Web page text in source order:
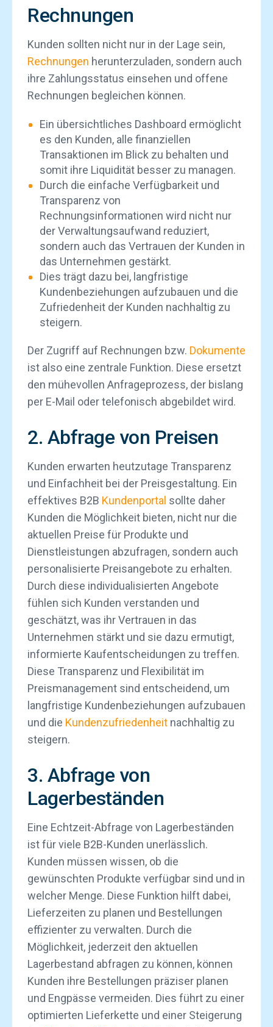
Rechnungen
Kunden sollten nicht nur in der Lage sein,
Rechnungen herunterzuladen, sondern auch
ihre Zahlungsstatus einsehen und offene
Rechnungen begleichen können.
Ein übersichtliches Dashboard ermöglicht
es den Kunden, alle finanziellen
Transaktionen im Blick zu behalten und
somit ihre Liquidität besser zu managen.
Durch die einfache Verfügbarkeit und
Transparenz von
Rechnungsinformationen wird nicht nur
der Verwaltungsaufwand reduziert,
sondern auch das Vertrauen der Kunden in
das Unternehmen gestärkt.
Dies trägt dazu bei, langfristige
Kundenbeziehungen aufzubauen und die
Zufriedenheit der Kunden nachhaltig zu
steigern.
Der Zugriff auf Rechnungen bzw. Dokumente
ist also eine zentrale Funktion. Diese ersetzt
den mühevollen Anfrageprozess, der bislang
per E-Mail oder telefonisch abgebildet wird.
2. Abfrage von Preisen
Kunden erwarten heutzutage Transparenz
und Einfachheit bei der Preisgestaltung. Ein
effektives B2B Kundenportal sollte daher
Kunden die Möglichkeit bieten, nicht nur die
aktuellen Preise für Produkte und
Dienstleistungen abzufragen, sondern auch
personalisierte Preisangebote zu erhalten.
Durch diese individualisierten Angebote
fühlen sich Kunden verstanden und
geschätzt, was ihr Vertrauen in das
Unternehmen stärkt und sie dazu ermutigt,
informierte Kaufentscheidungen zu treffen.
Diese Transparenz und Flexibilität im
Preismanagement sind entscheidend, um
langfristige Kundenbeziehungen aufzubauen
und die Kundenzufriedenheit nachhaltig zu
steigern.
3. Abfrage von
Lagerbeständen
Eine Echtzeit-Abfrage von Lagerbeständen
ist für viele B2B-Kunden unerlässlich.
Kunden müssen wissen, ob die
gewünschten Produkte verfügbar sind und in
welcher Menge. Diese Funktion hilft dabei,
Lieferzeiten zu planen und Bestellungen
effizienter zu verwalten. Durch die
Möglichkeit, jederzeit den aktuellen
Lagerbestand abfragen zu können, können
Kunden ihre Bestellungen präziser planen
und Engpässe vermeiden. Dies führt zu einer
optimierten Lieferkette und einer Steigerung